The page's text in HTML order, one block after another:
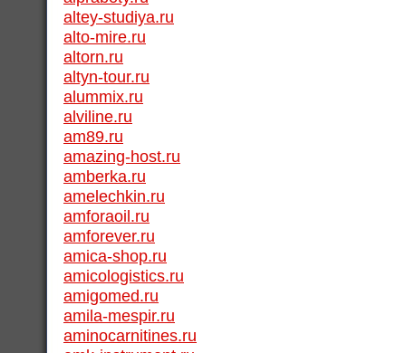
altey-studiya.ru
alto-mire.ru
altorn.ru
altyn-tour.ru
alummix.ru
alviline.ru
am89.ru
amazing-host.ru
amberka.ru
amelechkin.ru
amforaoil.ru
amforever.ru
amica-shop.ru
amicologistics.ru
amigomed.ru
amila-mespir.ru
aminocarnitines.ru